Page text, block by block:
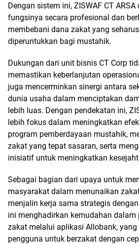
Dengan sistem ini, ZISWAF CT
fungsinya secara profesional dan
membebani dana zakat yang
diperuntukkan bagi mustahik.
Dukungan dari unit bisnis CT Corp
memastikan keberlanjutan
juga mencerminkan sinergi antara
dunia usaha dalam menciptakan
lebih luas. Dengan pendekatan ini,
lebih fokus dalam meningkatkan
program pemberdayaan mustahik,
zakat yang tepat sasaran, serta
inisiatif untuk meningkatkan
Sebagai bagian dari upaya untuk
masyarakat dalam menunaikan
menjalin kerja sama strategis
ini menghadirkan kemudahan dalam
zakat melalui aplikasi Allobank,
pengguna untuk berzakat dengan